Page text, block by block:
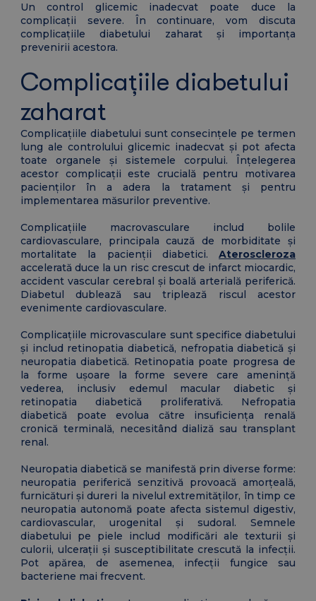
Un control glicemic inadecvat poate duce la
complicații severe. În continuare, vom discuta
complicațiile diabetului zaharat și importanța
prevenirii acestora.
Complicațiile diabetului
zaharat
Complicațiile diabetului sunt consecințele pe termen
lung ale controlului glicemic inadecvat și pot afecta
toate organele și sistemele corpului. Înțelegerea
acestor complicații este crucială pentru motivarea
pacienților în a adera la tratament și pentru
implementarea măsurilor preventive.
Complicațiile macrovasculare includ bolile
cardiovasculare, principala cauză de morbiditate și
mortalitate la pacienții diabetici.Ateroscleroza
accelerată duce la un risc crescut de infarct miocardic,
accident vascular cerebral și boală arterială periferică.
Diabetul dublează sau triplează riscul acestor
evenimente cardiovasculare.
Complicațiile microvasculare sunt specifice diabetului
și includ retinopatia diabetică, nefropatia diabetică și
neuropatia diabetică. Retinopatia poate progresa de
la forme ușoare la forme severe care amenință
vederea, inclusiv edemul macular diabetic și
retinopatia diabetică proliferativă. Nefropatia
diabetică poate evolua către insuficiența renală
cronică terminală, necesitând dializă sau transplant
renal.
Neuropatia diabetică se manifestă prin diverse forme:
neuropatia periferică senzitivă provoacă amorțeală,
furnicături și dureri la nivelul extremităților, în timp ce
neuropatia autonomă poate afecta sistemul digestiv,
cardiovascular, urogenital și sudoral. Semnele
diabetului pe piele includ modificări ale texturii și
culorii, ulcerații și susceptibilitate crescută la infecții.
Pot apărea, de asemenea, infecții fungice sau
bacteriene mai frecvent.